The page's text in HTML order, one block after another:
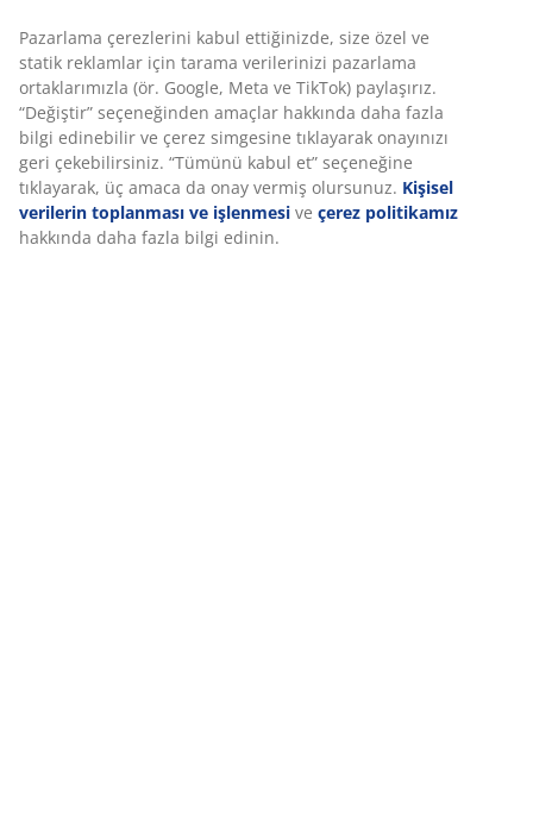
Y8 cm
SKU: 4911257
Talimatlar
Özellikler
Pazarlama çerezlerini kabul ettiğinizde, size özel ve
statik reklamlar için tarama verilerinizi pazarlama
ortaklarımızla (ör. Google, Meta ve TikTok) paylaşırız.
“Değiştir” seçeneğinden amaçlar hakkında daha fazla
bilgi edinebilir ve çerez simgesine tıklayarak onayınızı
geri çekebilirsiniz. “Tümünü kabul et” seçeneğine
tıklayarak, üç amaca da onay vermiş olursunuz. Kişisel
verilerin toplanması ve işlenmesi ve çerez politikamız
hakkında daha fazla bilgi edinin.